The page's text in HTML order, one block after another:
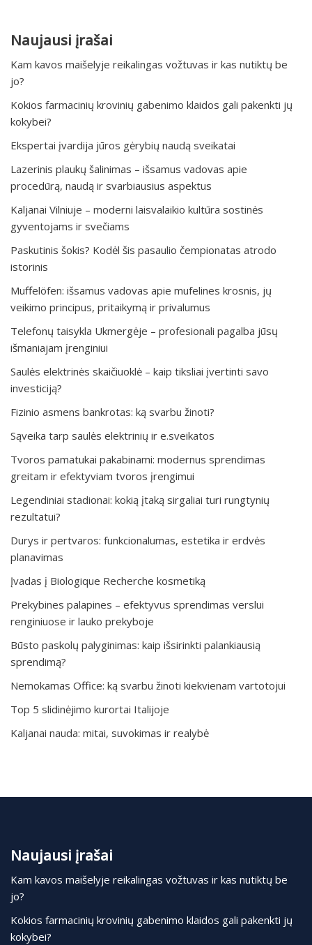
Naujausi įrašai
Kam kavos maišelyje reikalingas vožtuvas ir kas nutiktų be
jo?
Kokios farmacinių krovinių gabenimo klaidos gali pakenkti jų
kokybei?
Ekspertai įvardija jūros gėrybių naudą sveikatai
Lazerinis plaukų šalinimas – išsamus vadovas apie
procedūrą, naudą ir svarbiausius aspektus
Kaljanai Vilniuje – moderni laisvalaikio kultūra sostinės
gyventojams ir svečiams
Paskutinis šokis? Kodėl šis pasaulio čempionatas atrodo
istorinis
Muffelöfen: išsamus vadovas apie mufelines krosnis, jų
veikimo principus, pritaikymą ir privalumus
Telefonų taisykla Ukmergėje – profesionali pagalba jūsų
išmaniajam įrenginiui
Saulės elektrinės skaičiuoklė – kaip tiksliai įvertinti savo
investiciją?
Fizinio asmens bankrotas: ką svarbu žinoti?
Sąveika tarp saulės elektrinių ir e.sveikatos
Tvoros pamatukai pakabinami: modernus sprendimas
greitam ir efektyviam tvoros įrengimui
Legendiniai stadionai: kokią įtaką sirgaliai turi rungtynių
rezultatui?
Durys ir pertvaros: funkcionalumas, estetika ir erdvės
planavimas
Įvadas į Biologique Recherche kosmetiką
Prekybines palapines – efektyvus sprendimas verslui
renginiuose ir lauko prekyboje
Būsto paskolų palyginimas: kaip išsirinkti palankiausią
sprendimą?
Nemokamas Office: ką svarbu žinoti kiekvienam vartotojui
Top 5 slidinėjimo kurortai Italijoje
Kaljanai nauda: mitai, suvokimas ir realybė
Naujausi įrašai
Kam kavos maišelyje reikalingas vožtuvas ir kas nutiktų be
jo?
Kokios farmacinių krovinių gabenimo klaidos gali pakenkti jų
kokybei?